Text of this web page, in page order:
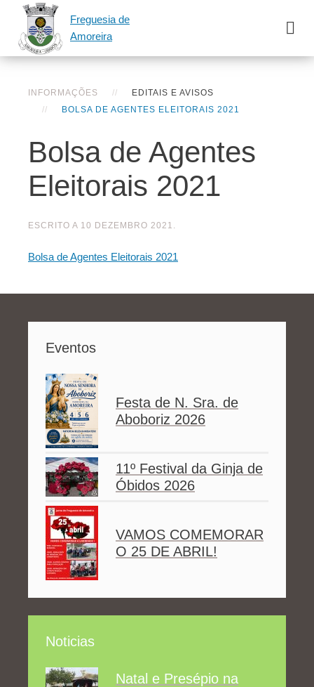
Freguesia de
Amoreira
INFORMAÇÕES
EDITAIS E AVISOS
BOLSA DE AGENTES ELEITORAIS 2021
Bolsa de Agentes
Eleitorais 2021
ESCRITO A 10 DEZEMBRO 2021 .
Bolsa de Agentes Eleitorais 2021
Eventos
Festa de N. Sra. de
Aboboriz 2026
11º Festival da Ginja de
Óbidos 2026
VAMOS COMEMORAR
O 25 DE ABRIL!
Noticias
Natal e Presépio na